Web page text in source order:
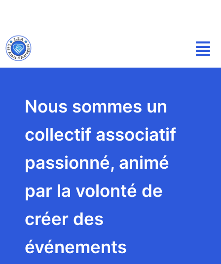
s
s
e
Nous sommes un
collectif associatif
passionné, animé
par la volonté de
créer des
événements